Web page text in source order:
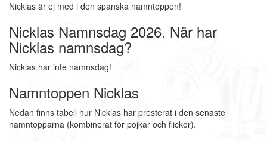
Nicklas är ej med i den spanska namntoppen!
Nicklas Namnsdag 2026. När har
Nicklas namnsdag?
Nicklas har inte namnsdag!
Namntoppen Nicklas
Nedan finns tabell hur Nicklas har presterat i den senaste
namntopparna (kombinerat för pojkar och flickor).